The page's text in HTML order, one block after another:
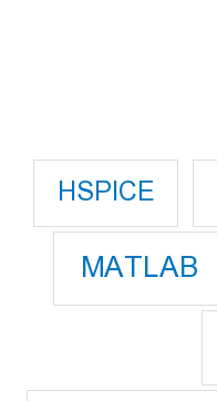
HSPICE
MATLAB